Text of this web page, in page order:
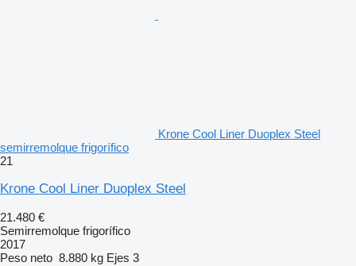
Krone Cool Liner Duoplex Steel
semirremolque frigorífico
21
Krone Cool Liner Duoplex Steel
21.480 €
Semirremolque frigorífico
2017
Peso neto 8.880 kg Ejes 3